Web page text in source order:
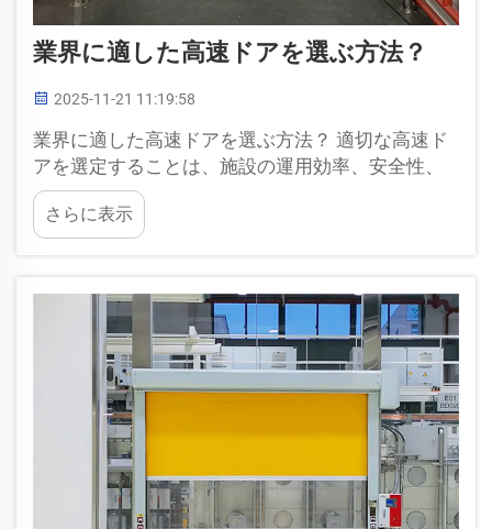
業界に適した高速ドアを選ぶ方法？
2025-11-21 11:19:58
業界に適した高速ドアを選ぶ方法？ 適切な高速ド
アを選定することは、施設の運用効率、安全性、
エネルギー消費に直接影響を与える重要な決定で
す。多様な用途や環境条件が存在する中で、最適
なドアを選ぶには、要件に応じた機能や耐久性を
さらに表示